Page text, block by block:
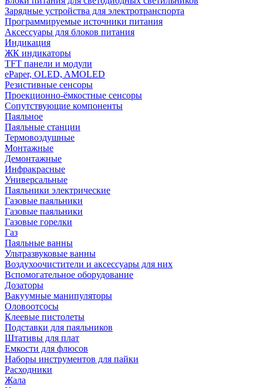
Зарядные устройства для электротранспорта
Программируемые источники питания
Аксессуары для блоков питания
Индикация
ЖК индикаторы
TFT панели и модули
ePaper, OLED, AMOLED
Резистивные сенсоры
Проекционно-ёмкостные сенсоры
Сопутствующие компоненты
Паяльное
Паяльные станции
Термовоздушные
Монтажные
Демонтажные
Инфракрасные
Универсальные
Паяльники электрические
Газовые паяльники
Газовые паяльники
Газовые горелки
Газ
Паяльные ванны
Ультразвуковые ванны
Воздухоочистители и аксессуары для них
Вспомогательное оборудование
Дозаторы
Вакуумные манипуляторы
Оловоотсосы
Клеевые пистолеты
Подставки для паяльников
Штативы для плат
Емкости для флюсов
Наборы инструментов для пайки
Расходники
Жала